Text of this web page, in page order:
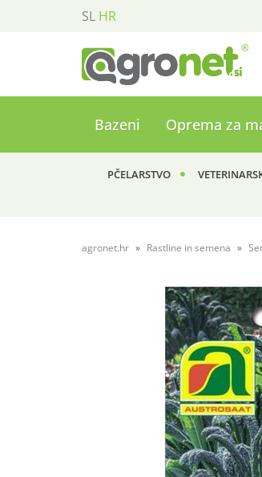
SL HR
Bazeni Oprema za
PČELARSTVO
agronet.hr Rastline in semena